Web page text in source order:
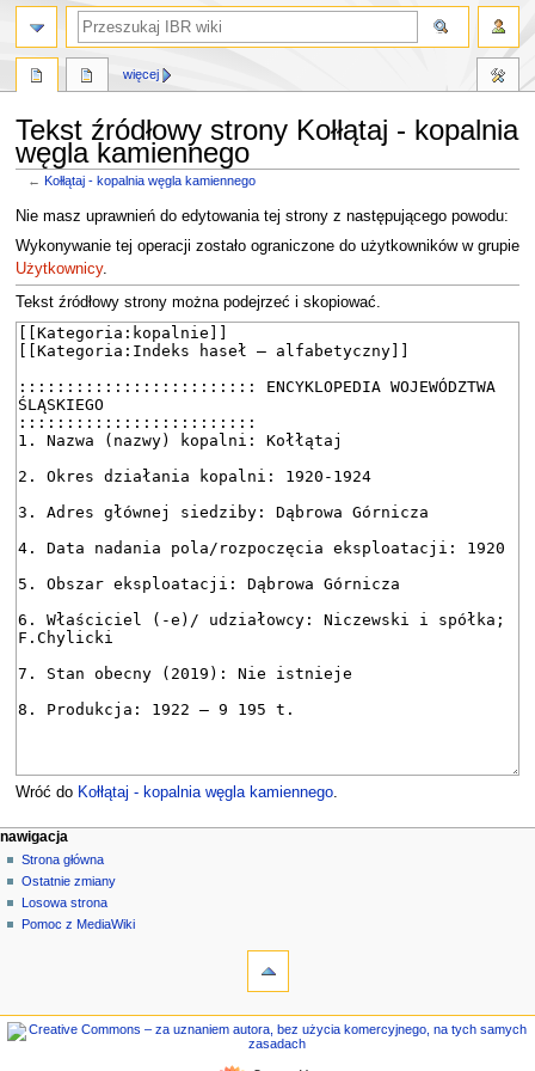
Tekst źródłowy strony Kołłątaj - kopalnia
węgla kamiennego
←Kołłątaj - kopalnia węgla kamiennego
Przejdź
do
nawigacji
Przejdź
do
wyszukiwania
Nie masz uprawnień do edytowania tej strony z następującego powodu:
Wykonywanie tej operacji zostało ograniczone do użytkowników w grupie
Użytkownicy.
Tekst źródłowy strony można podejrzeć i skopiować.
Wróć do Kołłątaj - kopalnia węgla kamiennego.
M
e
n
u
i
g
działania na stronie
strona
dyskusja
czytaj
kod
więcej
narzędzia osobiste
zaloguj
się
nawigacja
Strona główna
Ostatnie zmiany
Losowa strona
Pomoc z MediaWiki
szukaj
linkowanych
nawigacja
Strona